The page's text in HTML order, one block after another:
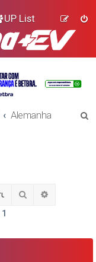
UP List
Alemanha
Pesquisar
1